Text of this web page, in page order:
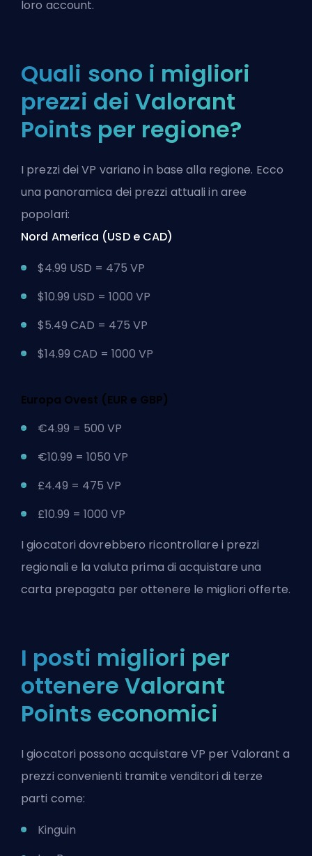
loro account.
Quali sono i migliori
prezzi dei Valorant
Points per regione?
I prezzi dei VP variano in base alla regione. Ecco
una panoramica dei prezzi attuali in aree
popolari:
Nord America (USD e CAD)
$4.99 USD = 475 VP
$10.99 USD = 1000 VP
$5.49 CAD = 475 VP
$14.99 CAD = 1000 VP
Europa Ovest (EUR e GBP)
€4.99 = 500 VP
€10.99 = 1050 VP
£4.49 = 475 VP
£10.99 = 1000 VP
I giocatori dovrebbero ricontrollare i prezzi
regionali e la valuta prima di acquistare una
carta prepagata per ottenere le migliori offerte.
I posti migliori per
ottenere Valorant
Points economici
I giocatori possono acquistare VP per Valorant a
prezzi convenienti tramite venditori di terze
parti come:
Kinguin